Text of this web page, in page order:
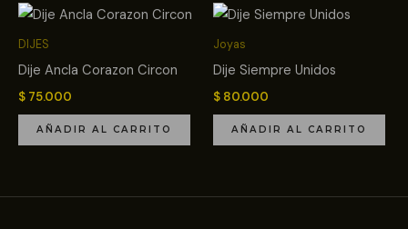
DIJES
Dije Ancla Corazon Circon
$ 75.000
AÑADIR AL CARRITO
Joyas
Dije Siempre Unidos
$ 80.000
AÑADIR AL CARRITO